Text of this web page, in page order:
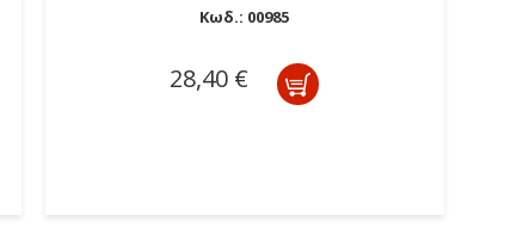
Κωδ.: 00985
28,40 €